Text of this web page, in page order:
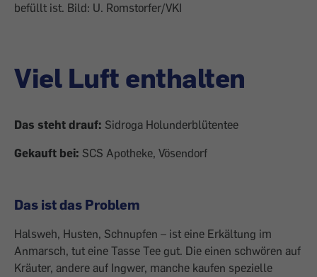
befüllt ist. Bild: U. Romstorfer/VKI
Viel Luft enthalten
Das steht drauf: Sidroga Holunderblütentee
Gekauft bei: SCS Apotheke, Vösendorf
Das ist das Problem
Halsweh, Husten, Schnupfen – ist eine Erkältung im
Anmarsch, tut eine Tasse Tee gut. Die einen schwören auf
Kräuter, andere auf Ingwer, manche kaufen spezielle